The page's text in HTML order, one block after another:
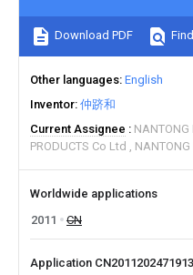
Download PDF
Other languages English
Inventor 仲跻和
Current Assignee
NANTONG
PRODUCTS Co Ltd
NANTONG
Worldwide applications
2011
CN
Application